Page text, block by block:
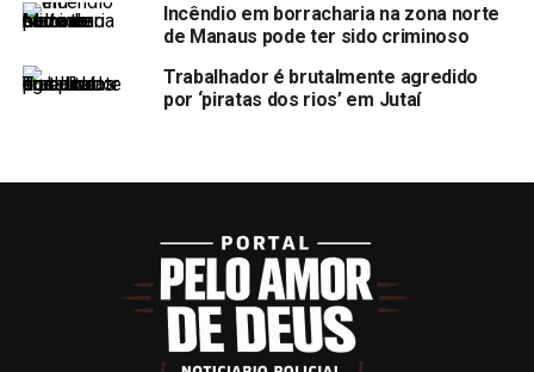
Incêndio em borracharia na zona norte
de Manaus pode ter sido criminoso
Trabalhador é brutalmente agredido
por ‘piratas dos rios’ em Jutaí